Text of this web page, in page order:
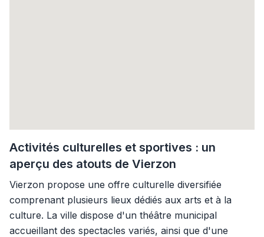
Activités culturelles et sportives : un
aperçu des atouts de Vierzon
Vierzon propose une offre culturelle diversifiée
comprenant plusieurs lieux dédiés aux arts et à la
culture. La ville dispose d'un théâtre municipal
accueillant des spectacles variés, ainsi que d'une